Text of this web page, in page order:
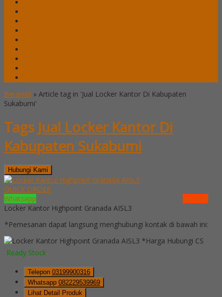
Beranda » Article tag in 'Jual Locker Kantor Di Kabupaten
Sukabumi'
Tags Jual Locker Kantor Di
Kabupaten Sukabumi
Hubungi Kami
QUICK ORDER
Whatsapp
via SMS
Locker Kantor Highpoint Granada AISL3
*Pemesanan dapat langsung menghubungi kontak di bawah ini:
*Harga Hubungi CS
Ready Stock
Telepon 03199900316
Whatsapp 082229539969
Lihat Detail Produk